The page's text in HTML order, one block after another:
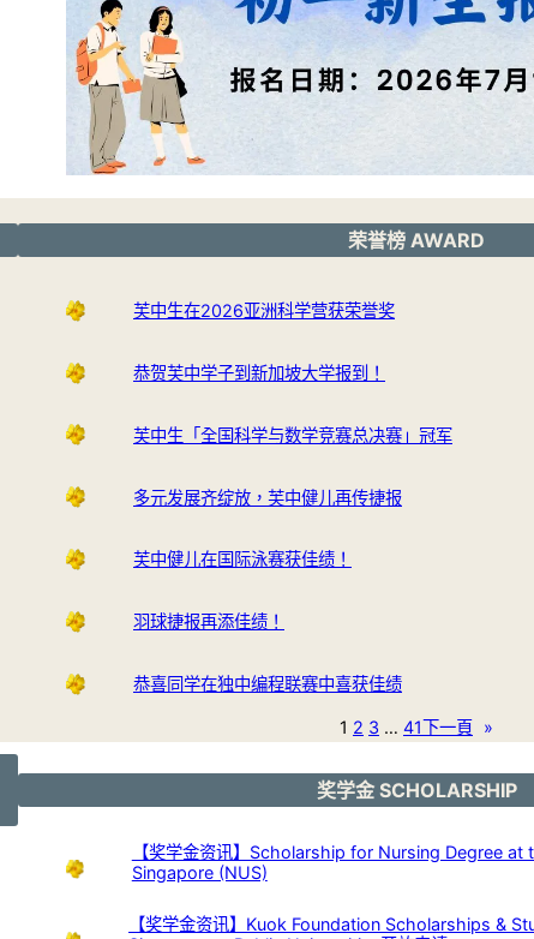
荣誉榜 AWARD
芙中生在2026亚洲科学营获荣誉奖
恭贺芙中学子到新加坡大学报到！
芙中生「全国科学与数学竞赛总决赛」冠军
多元发展齐绽放，芙中健儿再传捷报
芙中健儿在国际泳赛获佳绩！
羽球捷报再添佳绩！
恭喜同学在独中编程联赛中喜获佳绩
1 2 3 … 41下一頁 »
奖学金 SCHOLARSHIP
【奖学金资讯】Scholarship for Nursing Degree
Singapore (NUS)
【奖学金资讯】Kuok Foundation Scholarships &